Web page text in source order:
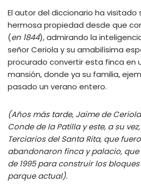
El autor del diccionario ha
hermosa propiedad desde que
(en 1844), admirando la
señor Ceriola y su amabilísima
procurado convertir esta finca en
mansión, donde ya su familia,
pasado un verano entero.
(Años más tarde, Jaime de
Conde de la Patilla y este, a su
Terciarios del Santa Rita, que
abandonaron finca y palacio,
de 1995 para construir los
parque actual).